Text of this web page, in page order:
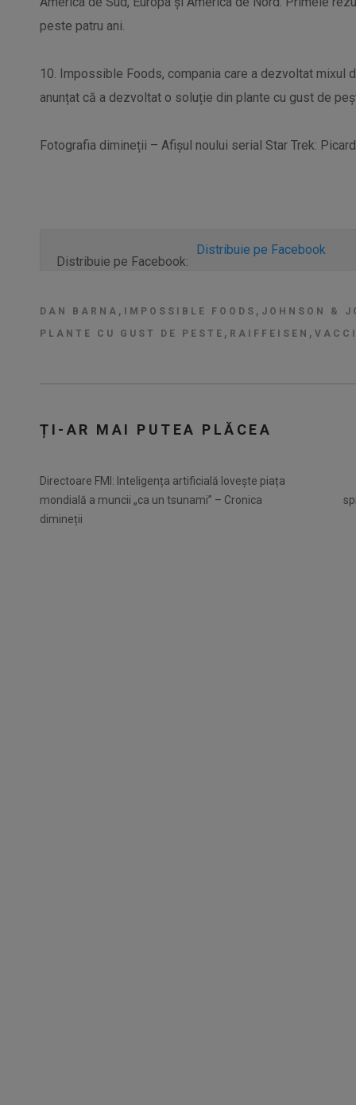
peste patru ani.
10. Impossible Foods, compania care a dezvoltat mixul
anunțat că a dezvoltat o soluție din plante cu gust de
Fotografia dimineții – Afișul noului serial Star Trek:
Distribuie pe Facebook:
Distribuie pe Facebook
DAN BARNA , IMPOSSIBLE FOODS , JOHNSON &
PLANTE CU GUST DE PESTE , RAIFFEISEN ,
ȚI-AR MAI PUTEA PLĂCEA
Directoare FMI: Inteligența artificială lovește piața
mondială a muncii „ca un tsunami” – Cronica
dimineții